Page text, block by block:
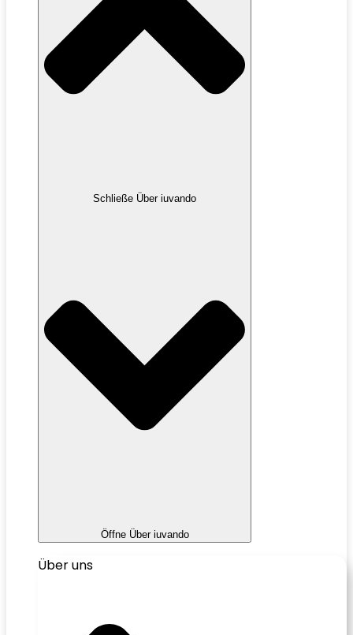
Schließe Über iuvando
Öffne Über iuvando
Über uns